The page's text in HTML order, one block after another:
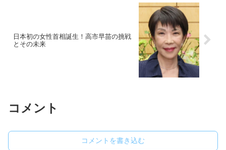
日本初の女性首相誕生！高市早苗の挑戦
とその未来
コメント
コメントを書き込む